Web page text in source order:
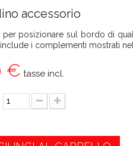
accessorio
per posizionare sul bordo di
i complementi mostrati
€ tasse incl.